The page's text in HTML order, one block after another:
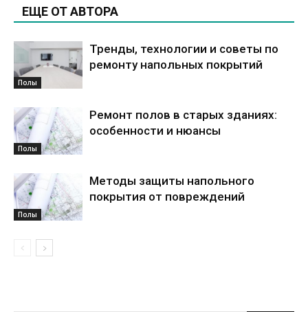
ЕЩЕ ОТ АВТОРА
Полы
Тренды, технологии и советы по
ремонту напольных покрытий
Полы
Ремонт полов в старых зданиях:
особенности и нюансы
Полы
Методы защиты напольного
покрытия от повреждений